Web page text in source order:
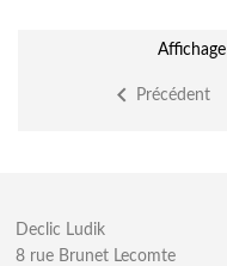
 Précédent
Declic Ludik
8 rue Brunet Lecomte